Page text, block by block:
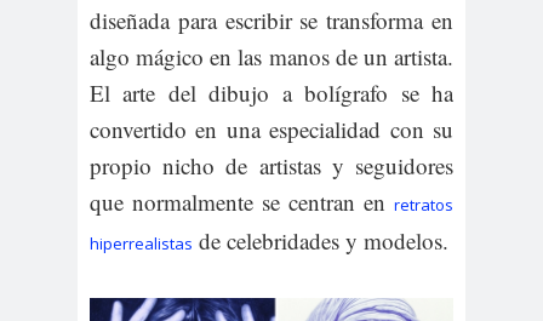
diseñada para escribir se transforma en
algo mágico en las manos de un artista.
El arte del dibujo a bolígrafo se ha
convertido en una especialidad con su
propio nicho de artistas y seguidores
que normalmente se centran en retratos
hiperrealistas de celebridades y modelos.